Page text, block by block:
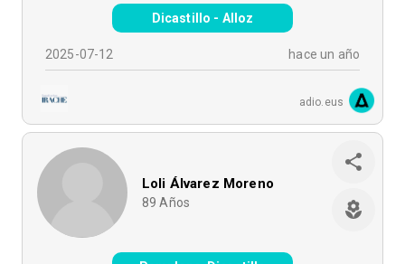
Dicastillo - Alloz
2025-07-12 hace un año
adio.eus
Loli Álvarez Moreno
89 Años